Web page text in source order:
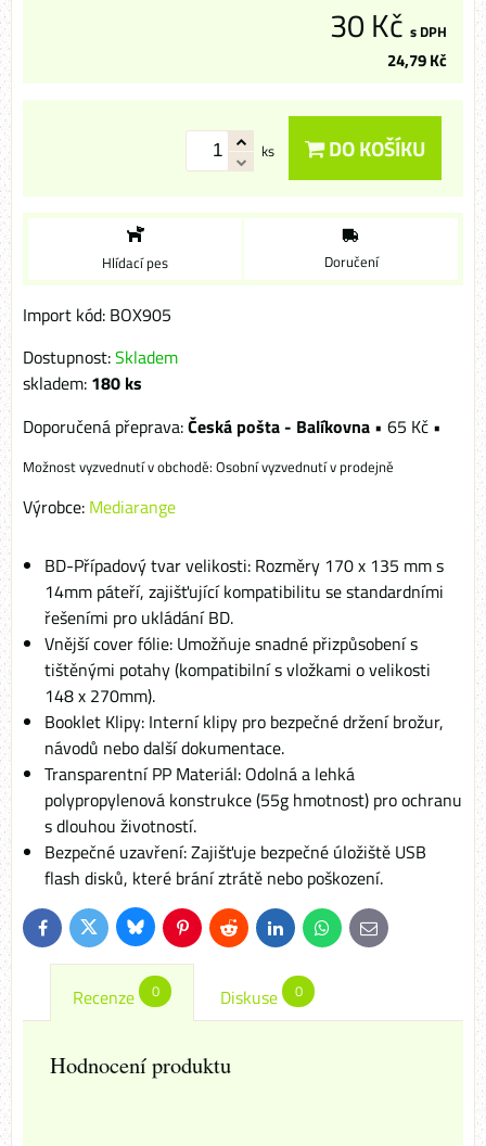
30 Kč s DPH
24,79 Kč
ks DO KOŠÍKU
Hlídací pes Doručení
Import kód: BOX905
Dostupnost:Skladem
skladem: 180 ks
Česká pošta - Balíkovna • 65 Kč •
Osobní vyzvednutí v prodejně
Výrobce: Mediarange
BD-Případový tvar velikosti: Rozměry 170 x 135 mm s
14mm páteří, zajišťující kompatibilitu se standardními
řešeními pro ukládání BD.
Vnější cover fólie: Umožňuje snadné přizpůsobení s
tištěnými potahy (kompatibilní s vložkami o velikosti
148 x 270mm).
Booklet Klipy: Interní klipy pro bezpečné držení brožur,
návodů nebo další dokumentace.
Transparentní PP Materiál: Odolná a lehká
polypropylenová konstrukce (55g hmotnost) pro ochranu
s dlouhou životností.
Bezpečné uzavření: Zajišťuje bezpečné úložiště USB
flash disků, které brání ztrátě nebo poškození.
FacebookTwitterBlueskyPinterestReddit LinkedInWhatsApp
E-
mail
Recenze 0 Diskuse 0
Hodnocení produktu